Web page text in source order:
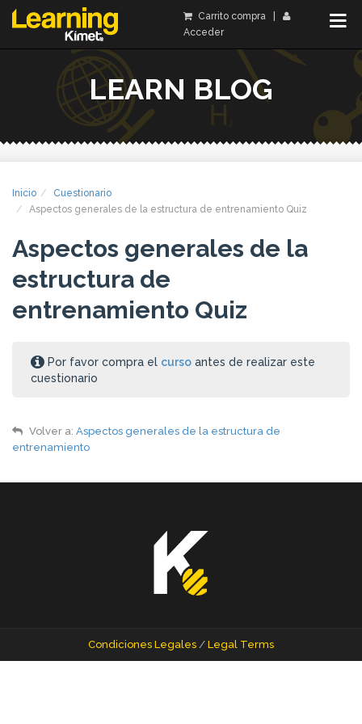
Carrito compra|
Acceder
LEARN BLOG
Inicio
Cuestionario
Aspectos generales de la estructura de entrenamiento Quiz
Aspectos generales de la
estructura de
entrenamiento Quiz
Por favor compra el curso antes de realizar este
cuestionario
Volver a:Aspectos generales de la estructura de
entrenamiento
Condiciones Legales / Legal Terms